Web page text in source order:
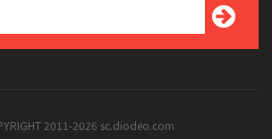
2011-2026 sc.diodeo.com